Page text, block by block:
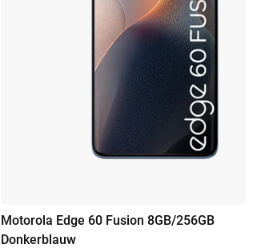
Motorola Edge 60 Fusion 8GB/256GB
Donkerblauw